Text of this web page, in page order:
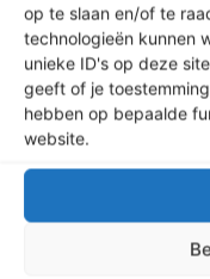
op te slaan en/of te
technologieën kunnen
unieke ID's op deze
geeft of je
hebben op bepaalde
website.
LEES VERDER »
14 juli 2026 Geen